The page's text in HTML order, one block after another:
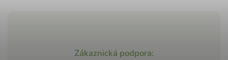
Zákaznická podpora: